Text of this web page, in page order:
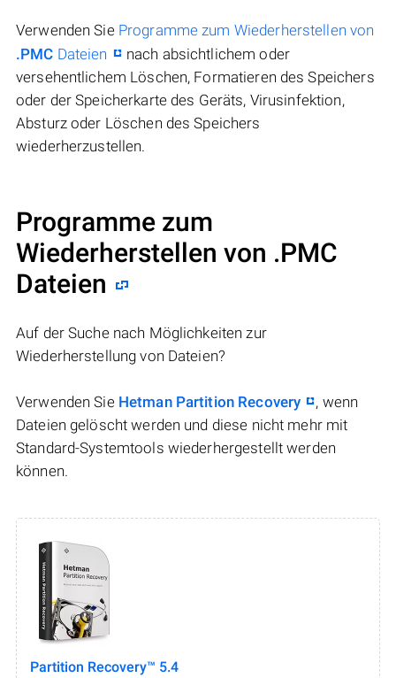
Verwenden Sie Programme zum Wiederherstellen von
.PMC Dateien
nach absichtlichem oder
versehentlichem Löschen, Formatieren des Speichers
oder der Speicherkarte des Geräts, Virusinfektion,
Absturz oder Löschen des Speichers
wiederherzustellen.
Programme zum
Wiederherstellen von .PMC
Dateien
Auf der Suche nach Möglichkeiten zur
Wiederherstellung von Dateien?
Verwenden Sie Hetman Partition Recovery
, wenn
Dateien gelöscht werden und diese nicht mehr mit
Standard-Systemtools wiederhergestellt werden
können.
Partition Recovery™ 5.4